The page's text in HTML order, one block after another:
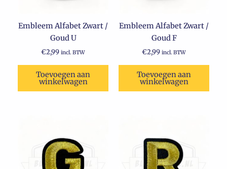
Embleem Alfabet Zwart /
Goud U
€2,99 incl. BTW
Toevoegen aan
winkelwagen
Embleem Alfabet Zwart /
Goud F
€2,99 incl. BTW
Toevoegen aan
winkelwagen